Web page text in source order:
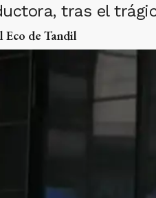
tras el
Eco de Tandil